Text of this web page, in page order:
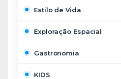
Estilo de Vida
Exploração Espacial
Gastronomia
KIDS